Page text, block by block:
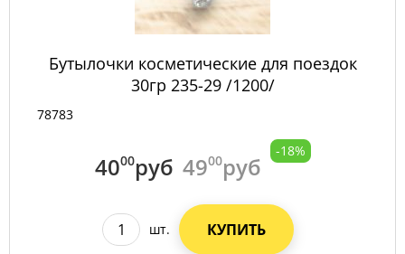
Бутылочки косметические для поездок
30гр 235-29 /1200/
78783
4000руб 4900руб
-18%
шт. КУПИТЬ